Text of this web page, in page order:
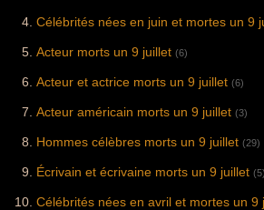
Célébrités nées en juin et mortes un 9
Acteur morts un 9 juillet (6)
Acteur et actrice morts un 9 juillet (6)
Acteur américain morts un 9 juillet (3)
Hommes célèbres morts un 9 juillet (29)
Écrivain et écrivaine morts un 9 juillet (5)
Célébrités nées en avril et mortes un 9